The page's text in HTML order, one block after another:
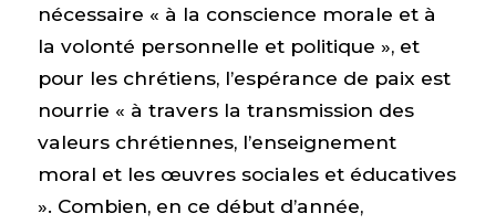
nécessaire « à la conscience morale et à
la volonté personnelle et politique », et
pour les chrétiens, l’espérance de paix est
nourrie « à travers la transmission des
valeurs chrétiennes, l’enseignement
moral et les œuvres sociales et éducatives
». Combien, en ce début d’année,